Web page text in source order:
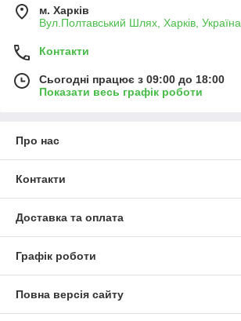
м. Харків
Вул.Полтавський Шлях, Харків, Україна
Контакти
Сьогодні працює з 09:00 до 18:00
Показати весь графік роботи
Про нас
Контакти
Доставка та оплата
Графік роботи
Повна версія сайту